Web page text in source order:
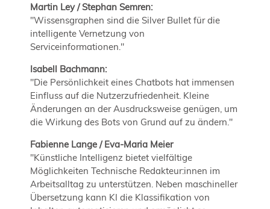
Martin Ley / Stephan Semren:
"Wissensgraphen sind die Silver Bullet für die
intelligente Vernetzung von
Serviceinformationen."
Isabell Bachmann:
"Die Persönlichkeit eines Chatbots hat immensen
Einfluss auf die Nutzerzufriedenheit. Kleine
Änderungen an der Ausdrucksweise genügen, um
die Wirkung des Bots von Grund auf zu ändern."
Fabienne Lange / Eva-Maria Meier
"Künstliche Intelligenz bietet vielfältige
Möglichkeiten Technische Redakteur:innen im
Arbeitsalltag zu unterstützen. Neben maschineller
Übersetzung kann KI die Klassifikation von